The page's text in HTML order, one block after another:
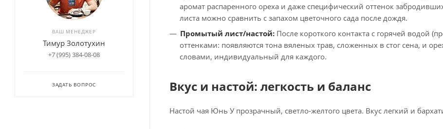
аромат распаренного ореха и даже специфический оттенок
листа можно сравнить с запахом цветочного сада после дождя.
Промытый лист/настой: После короткого контакта с горячей водой
оттенками: появляются тона вяленых трав, сложенных в стог сена, и
словами, индивидуальный для каждого.
Вкус и настой: легкость и баланс
Настой чая Юнь У прозрачный, светло-желтого цвета. Вкус легкий и
ВАШ МЕНЕДЖЕР
Тимур Золотухин
+7 (995) 384-08-08
ЗАДАТЬ ВОПРОС